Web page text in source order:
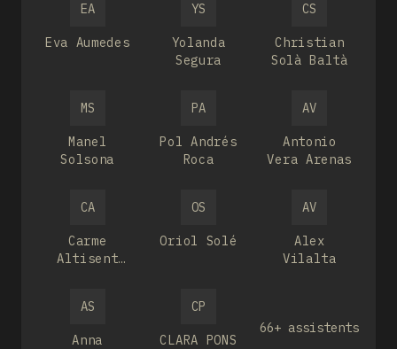
EA
Eva Aumedes
YS
Yolanda
Segura
CS
Christian
Solà Baltà
MS
Manel
Solsona
PA
Pol Andrés
Roca
AV
Antonio
Vera Arenas
CA
Carme
Altisent
OS
Oriol Solé
AV
Alex
Vilalta
AS
Anna
CP
CLARA PONS
66+ assistents